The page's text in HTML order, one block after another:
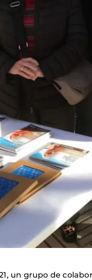
un grupo de